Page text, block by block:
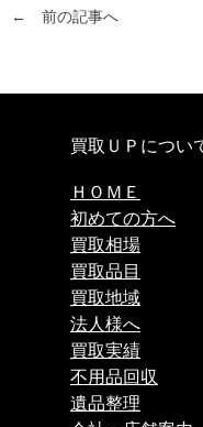
← 前の記事へ
買取ＵＰについ
ＨＯＭＥ
初めての方へ
買取相場
買取品目
買取地域
法人様へ
買取実績
不用品回収
遺品整理